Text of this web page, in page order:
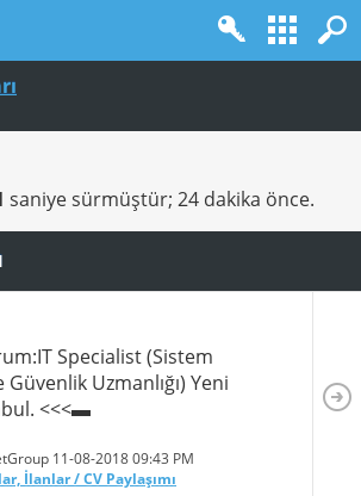
saniye sürmüştür; 24 dakika önce.
Specialist (Sistem
Uzmanlığı) Yeni
<<<▬
11-08-201809:43 PM
İlanlar / CV Paylaşımı